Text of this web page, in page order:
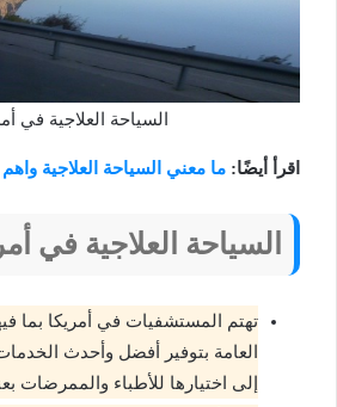
السياحة العلاجية في
اقرأ أيضًا: ما معني السياحة العلاجية
السياحة العلاجية في
تهتم المستشفيات في أمريكا بما
العامة بتوفير أفضل وأحدث
إلى اختيارها للأطباء والممرضات